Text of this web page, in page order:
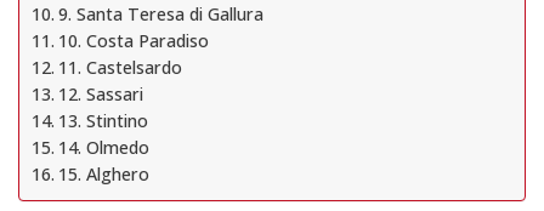
9. Santa Teresa di Gallura
10. Costa Paradiso
11. Castelsardo
12. Sassari
13. Stintino
14. Olmedo
15. Alghero